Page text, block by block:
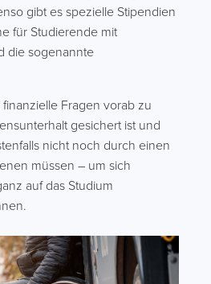
gibt es spezielle Stipendien
für Studierende mit
die sogenannte
finanzielle Fragen vorab zu
gesichert ist und
nicht noch durch einen
müssen – um sich
auf das Studium